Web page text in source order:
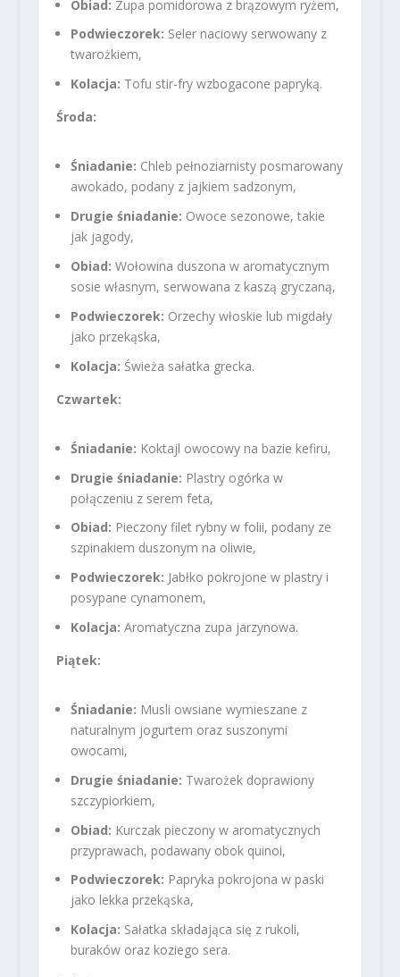
Obiad: Zupa pomidorowa z brązowym ryżem,
Podwieczorek: Seler naciowy serwowany z
twarożkiem,
Kolacja: Tofu stir-fry wzbogacone papryką.
Środa:
Śniadanie: Chleb pełnoziarnisty posmarowany
awokado, podany z jajkiem sadzonym,
Drugie śniadanie: Owoce sezonowe, takie
jak jagody,
Obiad: Wołowina duszona w aromatycznym
sosie własnym, serwowana z kaszą gryczaną,
Podwieczorek: Orzechy włoskie lub migdały
jako przekąska,
Kolacja: Świeża sałatka grecka.
Czwartek:
Śniadanie: Koktajl owocowy na bazie kefiru,
Drugie śniadanie: Plastry ogórka w
połączeniu z serem feta,
Obiad: Pieczony filet rybny w folii, podany ze
szpinakiem duszonym na oliwie,
Podwieczorek: Jabłko pokrojone w plastry i
posypane cynamonem,
Kolacja: Aromatyczna zupa jarzynowa.
Piątek:
Śniadanie: Musli owsiane wymieszane z
naturalnym jogurtem oraz suszonymi
owocami,
Drugie śniadanie: Twarożek doprawiony
szczypiorkiem,
Obiad: Kurczak pieczony w aromatycznych
przyprawach, podawany obok quinoi,
Podwieczorek: Papryka pokrojona w paski
jako lekka przekąska,
Kolacja: Sałatka składająca się z rukoli,
buraków oraz koziego sera.